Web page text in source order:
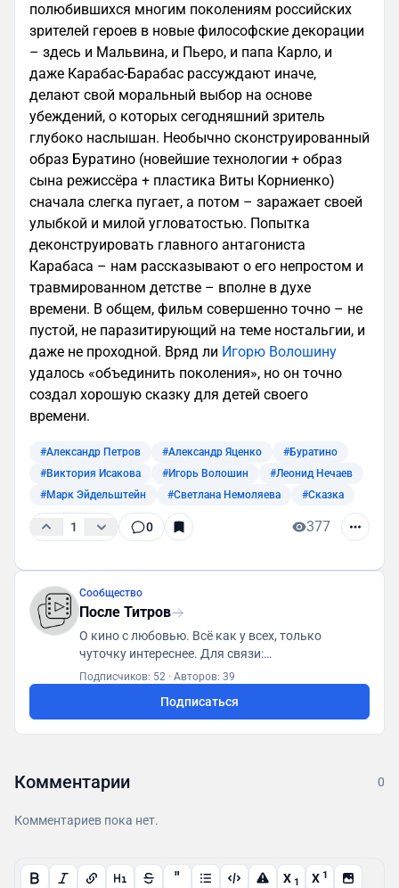
полюбившихся многим поколениям российских
зрителей героев в новые философские декорации
– здесь и Мальвина, и Пьеро, и папа Карло, и
даже Карабас-Барабас рассуждают иначе,
делают свой моральный выбор на основе
убеждений, о которых сегодняшний зритель
глубоко наслышан. Необычно сконструированный
образ Буратино (новейшие технологии + образ
сына режиссёра + пластика Виты Корниенко)
сначала слегка пугает, а потом – заражает своей
улыбкой и милой угловатостью. Попытка
деконструировать главного антагониста
Карабаса – нам рассказывают о его непростом и
травмированном детстве – вполне в духе
времени. В общем, фильм совершенно точно – не
пустой, не паразитирующий на теме ностальгии, и
даже не проходной. Вряд ли Игорю Волошину
удалось «объединить поколения», но он точно
создал хорошую сказку для детей своего
времени.
#Александр Петров #Александр Яценко
#Буратино
#Виктория Исакова
#Игорь Волошин
#Леонид Нечаев
#Марк Эйдельштейн
#Светлана Немоляева #Сказка
1 0 377
Сообщество
После Титров
О кино с любовью. Всё как у всех, только
чуточку интереснее. Для связи:
posletitrov@yandex.ru
Подписчиков: 52 · Авторов: 39
Подписаться
Комментарии 0
Комментариев пока нет.
" X 1 X 1